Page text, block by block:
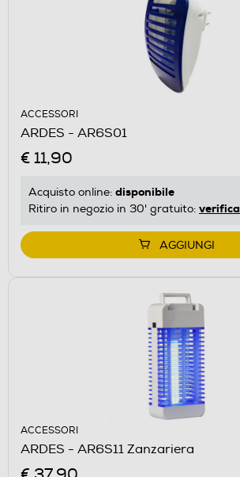
ACCESSORI
ARDES - AR6S01
€ 11,90
Acquisto online: disponibile
Ritiro in negozio in 30' gratuito: verifica
AGGIUNGI
ACCESSORI
ARDES - AR6S11 Zanzariera